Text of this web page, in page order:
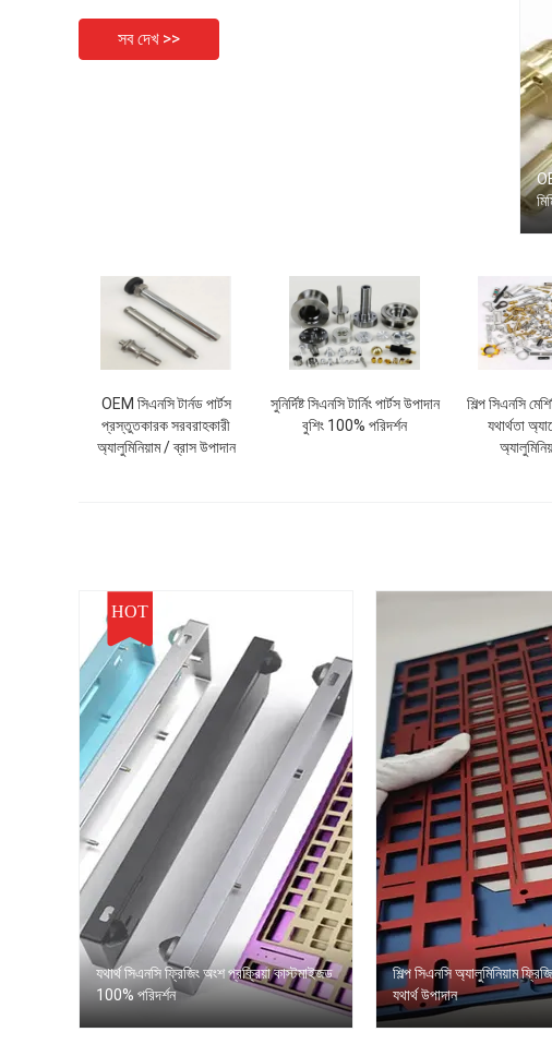
সব দেখ >>
OEM সিএনসি টার্নড পার্টস
প্রস্তুতকারক সরবরাহকারী
অ্যালুমিনিয়াম / ব্রাস উপাদান
সুনির্দিষ্ট সিএনসি টার্নিং পার্টস উপাদান
বুশিং 100% পরিদর্শন
শিল্প সিএনসি
যথার্থতা
HOT
যথার্থ সিএনসি ফ্রিজিং অংশ প্রক্রিয়া কাস্টমাইজড
100% পরিদর্শন
শিল্প সিএনসি অ্যালুমিনিয়াম
যথার্থ উপাদান